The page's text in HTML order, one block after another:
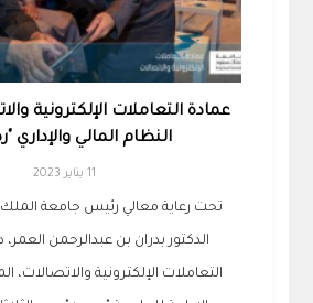
عمادة التعاملات الإلكترونية
النظام المالي والإداري
11 يناير 2023
تحت رعاية معالي رئيس جامعة
الدكتور بدران بن عبدالرحمن
التعاملات الإلكترونية والاتصالات،